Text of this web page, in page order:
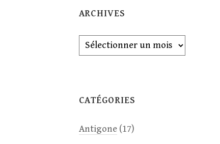
ARCHIVES
Archives
CATÉGORIES
Antigone(17)